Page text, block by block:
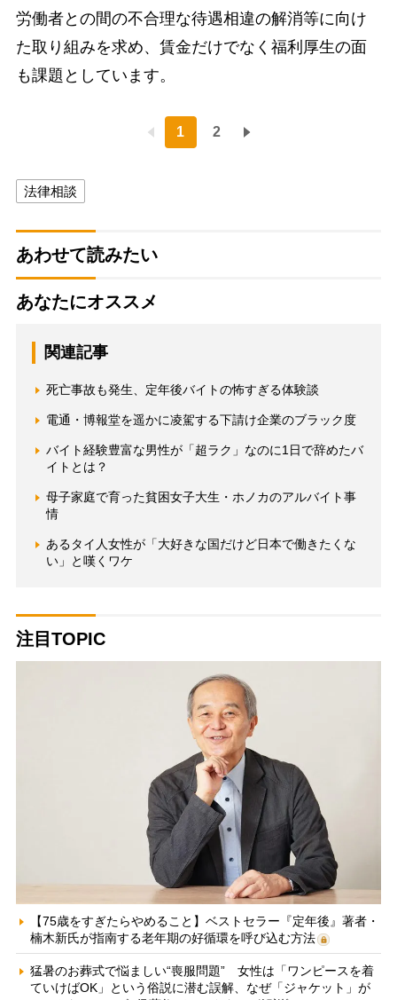
労働者との間の不合理な待遇相違の解消等に向け
た取り組みを求め、賃金だけでなく福利厚生の面
も課題としています。
1 2
法律相談
あわせて読みたい
あなたにオススメ
関連記事
死亡事故も発生、定年後バイトの怖すぎる体験談
電通・博報堂を遥かに凌駕する下請け企業のブラック度
バイト経験豊富な男性が「超ラク」なのに1日で辞めたバ
イトとは？
母子家庭で育った貧困女子大生・ホノカのアルバイト事
情
あるタイ人女性が「大好きな国だけど日本で働きたくな
い」と嘆くワケ
注目TOPIC
【75歳をすぎたらやめること】ベストセラー『定年後』著者・
楠木新氏が指南する老年期の好循環を呼び込む方法
猛暑のお葬式で悩ましい“喪服問題” 女性は「ワンピースを着
ていけばOK」という俗説に潜む誤解、なぜ「ジャケット」が